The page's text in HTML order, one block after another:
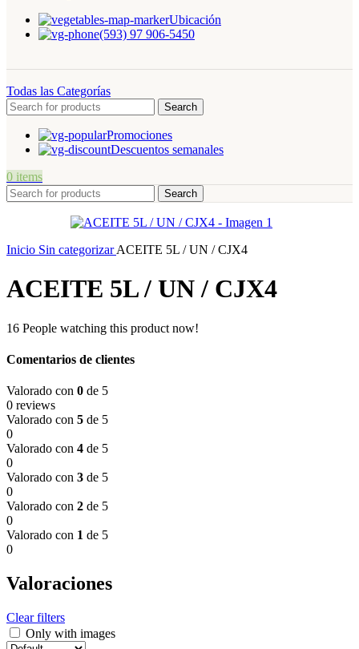
Ubicación
(593) 97 906-5450
Todas las Categorías
Search
Promociones
Descuentos semanales
0 items
Search
Inicio Sin categorizarACEITE 5L / UN / CJX4
ACEITE 5L / UN / CJX4
16 People watching this product now!
Comentarios de clientes
Valorado con 0 de 5
0 reviews
Valorado con 5 de 5
0
Valorado con 4 de 5
0
Valorado con 3 de 5
0
Valorado con 2 de 5
0
Valorado con 1 de 5
0
Valoraciones
Clear filters
Only with images